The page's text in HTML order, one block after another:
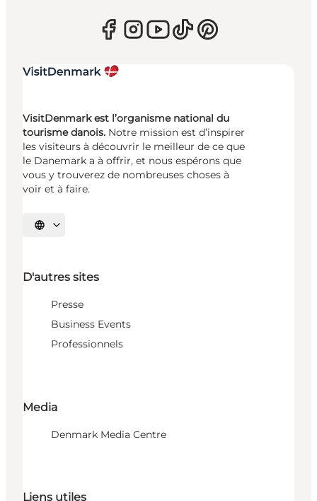
VisitDenmark est l’organisme national du
tourisme danois. Notre mission est d’inspirer
les visiteurs à découvrir le meilleur de ce que
le Danemark a à offrir, et nous espérons que
vous y trouverez de nombreuses choses à
voir et à faire.
Choisissez la langue
D'autres sites
Presse
Business Events
Professionnels
Media
Denmark Media Centre
Liens utiles